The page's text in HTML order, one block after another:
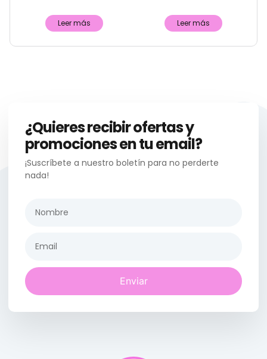
Leer más Leer más
¿Quieres recibir ofertas y
promociones en tu email?
¡Suscríbete a nuestro boletín para no perderte
nada!
Enviar